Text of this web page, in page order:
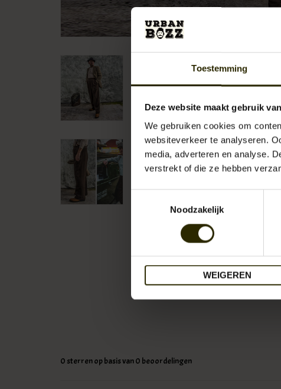
Toestemming
Deze website maakt gebruik
We gebruiken cookies om
websiteverkeer te analyseren.
media, adverteren en analyse.
verstrekt of die ze hebben
Noodzakelijk
WEIGEREN
0 sterren op basis van0 beoordelingen